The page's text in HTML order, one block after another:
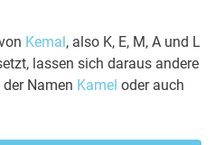
Kemal, also K, E, M, A und L
lassen sich daraus andere
Namen Kamel oder auch